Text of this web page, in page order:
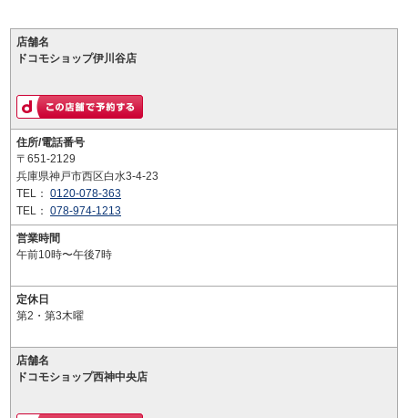
店舗名
ドコモショップ伊川谷店
住所/電話番号
〒651-2129
兵庫県神戸市西区白水3-4-23
TEL： 0120-078-363
TEL： 078-974-1213
営業時間
午前10時〜午後7時
定休日
第2・第3木曜
店舗名
ドコモショップ西神中央店